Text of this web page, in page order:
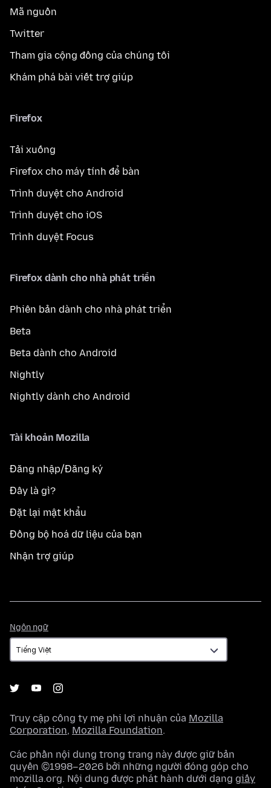
Mã nguồn
Twitter
Tham gia cộng đồng của chúng tôi
Khám phá bài viết trợ giúp
Firefox
Tải xuống
Firefox cho máy tính để bàn
Trình duyệt cho Android
Trình duyệt cho iOS
Trình duyệt Focus
Firefox dành cho nhà phát triển
Phiên bản dành cho nhà phát triển
Beta
Beta dành cho Android
Nightly
Nightly dành cho Android
Tài khoản Mozilla
Đăng nhập/Đăng ký
Đây là gì?
Đặt lại mật khẩu
Đồng bộ hoá dữ liệu của bạn
Nhận trợ giúp
Ngôn ngữ
ngữ
Truy cập công ty mẹ phi lợi nhuận của Mozilla
Corporation, Mozilla Foundation.
Các phần nội dung trong trang này được giữ bản
quyền ©1998–2026 bởi những người đóng góp cho
mozilla.org. Nội dung được phát hành dưới dạng giấy